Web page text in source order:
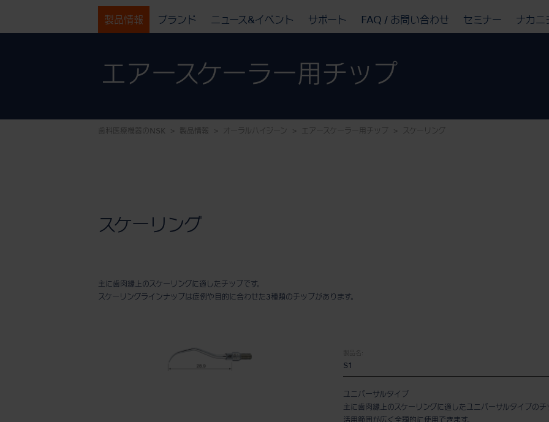
製品情報 ブランド ニュース&イベント サポート FAQ / お問い合わせ セミナー ナカニ
エアースケーラー用チップ
歯科医療機器のNSK 製品情報 オーラルハイジーン エアースケーラー用チップ スケーリング
スケーリング
主に歯肉縁上のスケーリングに適したチップです。
スケーリングラインナップは症例や目的に合わせた3種類のチップがあります。
製品名:
S1
ユニバーサルタイプ
主に歯肉縁上のスケーリングに適したユニバーサルタイプのチ